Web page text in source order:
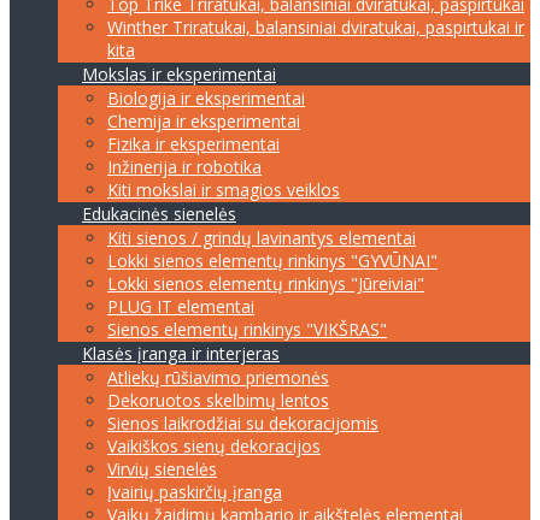
Winther Triratukai, balansiniai dviratukai, paspirtukai ir
kita
Mokslas ir eksperimentai
Biologija ir eksperimentai
Chemija ir eksperimentai
Fizika ir eksperimentai
Inžinerija ir robotika
Kiti mokslai ir smagios veiklos
Edukacinės sienelės
Kiti sienos / grindų lavinantys elementai
Lokki sienos elementų rinkinys "GYVŪNAI"
Lokki sienos elementų rinkinys "Jūreiviai"
PLUG IT elementai
Sienos elementų rinkinys "VIKŠRAS"
Klasės įranga ir interjeras
Atliekų rūšiavimo priemonės
Dekoruotos skelbimų lentos
Sienos laikrodžiai su dekoracijomis
Vaikiškos sienų dekoracijos
Virvių sienelės
Įvairių paskirčių įranga
Vaikų žaidimų kambario ir aikštelės elementai